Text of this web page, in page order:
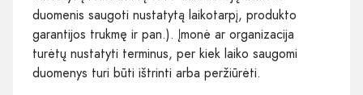
duomenis saugoti nustatytą laikotarpį, produkto
garantijos trukmę ir pan.). Įmonė ar organizacija
turėtų nustatyti terminus, per kiek laiko saugomi
duomenys turi būti ištrinti arba peržiūrėti.